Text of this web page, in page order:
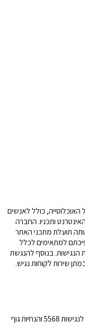
כולל לאנשים
ותכניו. החברה
תועלת מתכני האתר
למתאימים לכלל
הנגישות. בנוסף להנגשת
שירות לקוחות נגיש.
הנגשת האתר מתבצעת בהתאם לתקן הישראלי לנגישות 5568 והנחיות גוף